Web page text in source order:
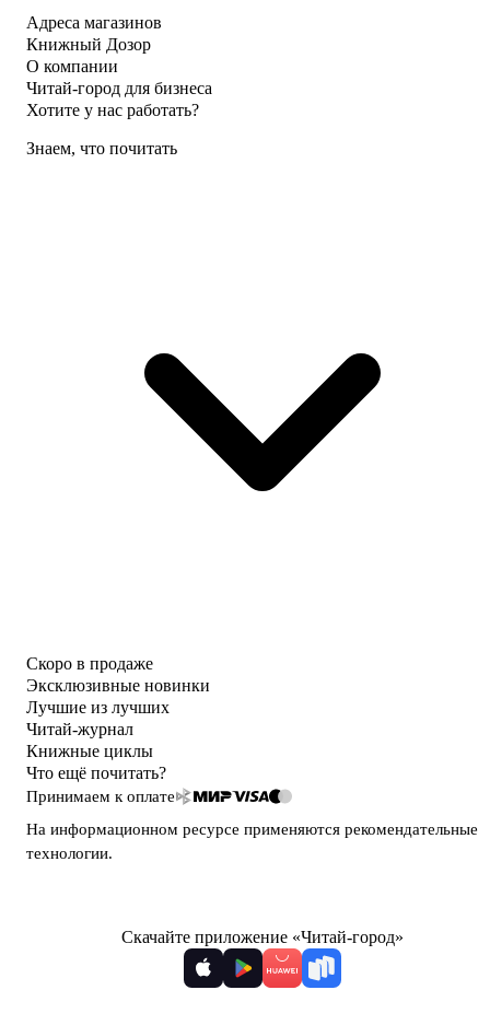
Адреса магазинов
Книжный Дозор
О компании
Читай-город для бизнеса
Хотите у нас работать?
Знаем, что почитать
Скоро в продаже
Эксклюзивные новинки
Лучшие из лучших
Читай-журнал
Книжные циклы
Что ещё почитать?
Принимаем к оплате
На информационном ресурсе применяются рекомендательные
технологии.
Скачайте приложение «Читай-город»